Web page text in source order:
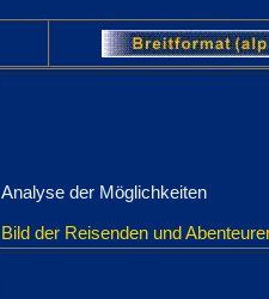
Analyse der Möglichkeiten
Bild der Reisenden und